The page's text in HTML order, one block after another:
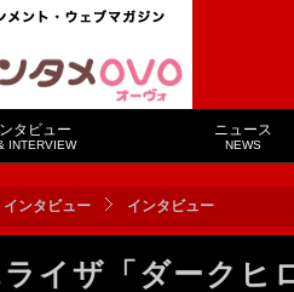
タビュー
INTERVIEW
ニュース
NEWS
インタビュー インタビュー
イザ「ダークヒ